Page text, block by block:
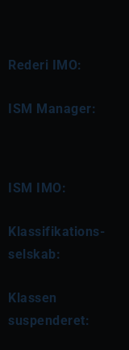
Rederi IMO:
ISM Manager:
ISM IMO:
Klassifikations-
selskab:
Klassen
suspenderet: